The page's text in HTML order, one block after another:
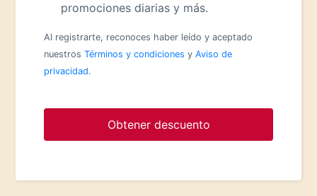
promociones diarias y más.
Al registrarte, reconoces haber leído y aceptado
nuestrosTérminos y condiciones yAviso de
privacidad.
Obtener descuento